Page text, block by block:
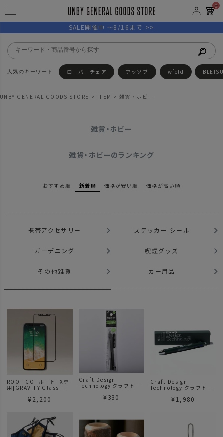
0
SALE開催中 ～8/16まで >>
ローバーチェア アッソブ wfeld
UNBY GENERAL GOODS STORE ITEM 雑貨・ホビー
雑貨・ホビー
雑貨・ホビーのランキング
おすすめ順 新着順 価格が安い順 価格が高い順
携帯アクセサリー ステッカー シール
ガーデニング 喫煙グッズ
その他雑貨 カー用品
ROOT CO. ルート [X専
用]GRAVITY Glass
¥ 2,200
Craft Design
Technology クラフトデ
CDT フリクションボール
¥ 330
Craft Design
Technology クラフトデ
CDT フリクションボール
¥ 1,980